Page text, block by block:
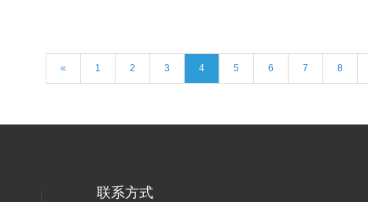
« 1 2 3 4 5 6 7 8
联系方式